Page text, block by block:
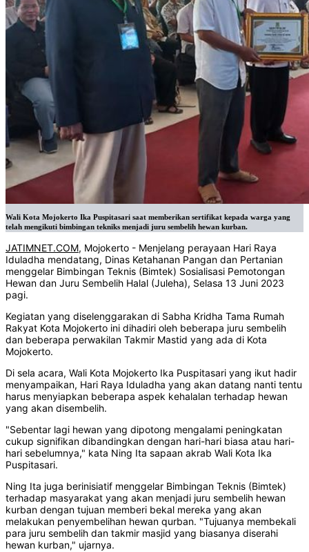
Wali Kota Mojokerto Ika Puspitasari saat memberikan sertifikat kepada warga yang
telah mengikuti bimbingan tekniks menjadi juru sembelih hewan kurban.
JATIMNET.COM, Mojokerto - Menjelang perayaan Hari Raya
Iduladha mendatang, Dinas Ketahanan Pangan dan Pertanian
menggelar Bimbingan Teknis (Bimtek) Sosialisasi Pemotongan
Hewan dan Juru Sembelih Halal (Juleha), Selasa 13 Juni 2023
pagi.
Kegiatan yang diselenggarakan di Sabha Kridha Tama Rumah
Rakyat Kota Mojokerto ini dihadiri oleh beberapa juru sembelih
dan beberapa perwakilan Takmir Mastid yang ada di Kota
Mojokerto.
Di sela acara, Wali Kota Mojokerto Ika Puspitasari yang ikut hadir
menyampaikan, Hari Raya Iduladha yang akan datang nanti tentu
harus menyiapkan beberapa aspek kehalalan terhadap hewan
yang akan disembelih.
"Sebentar lagi hewan yang dipotong mengalami peningkatan
cukup signifikan dibandingkan dengan hari-hari biasa atau hari-
hari sebelumnya," kata Ning Ita sapaan akrab Wali Kota Ika
Puspitasari.
Ning Ita juga berinisiatif menggelar Bimbingan Teknis (Bimtek)
terhadap masyarakat yang akan menjadi juru sembelih hewan
kurban dengan tujuan memberi bekal mereka yang akan
melakukan penyembelihan hewan qurban. "Tujuanya membekali
para juru sembelih dan takmir masjid yang biasanya diserahi
hewan kurban," ujarnya.